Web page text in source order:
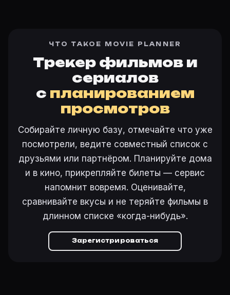
ЧТО ТАКОЕ MOVIE PLANNER
Трекер фильмов и
сериалов
с планированием
просмотров
Собирайте личную базу, отмечайте что уже
посмотрели, ведите совместный список с
друзьями или партнёром. Планируйте дома
и в кино, прикрепляйте билеты — сервис
напомнит вовремя. Оценивайте,
сравнивайте вкусы и не теряйте фильмы в
длинном списке «когда-нибудь».
Зарегистрироваться